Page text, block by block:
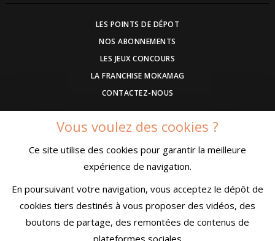
LES POINTS DE DÉPOT
NOS ABONNEMENTS
LES JEUX CONCOURS
LA FRANCHISE MOKAMAG
CONTACTEZ-NOUS
DEVENEZ ANNONCEUR
COMMUNIQUEZ UN EVENEMENT
CONDITIONS GÉNÉRALES DE VENTE
MENTIONS LÉGALES
CONFIDENTIALITÉ
Vous voulez des cookies ?
Ce site utilise des cookies pour garantir la meilleure
expérience de navigation.
En poursuivant votre navigation, vous acceptez le dépôt de
cookies tiers destinés à vous proposer des vidéos, des
boutons de partage, des remontées de contenus de
plateformes sociales